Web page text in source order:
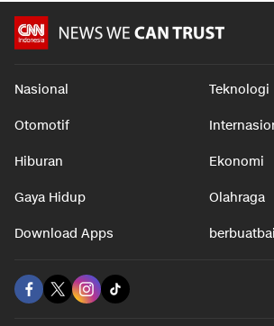
Nasional Teknologi
Otomotif
Hiburan Ekonomi
Gaya Hidup Olahraga
Download Apps